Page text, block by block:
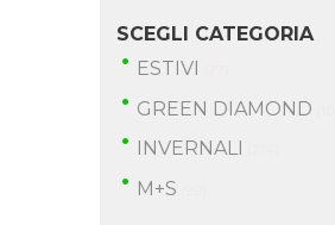
SCEGLI CATEGORIA
ESTIVI
GREEN DIAMOND
INVERNALI
M+S